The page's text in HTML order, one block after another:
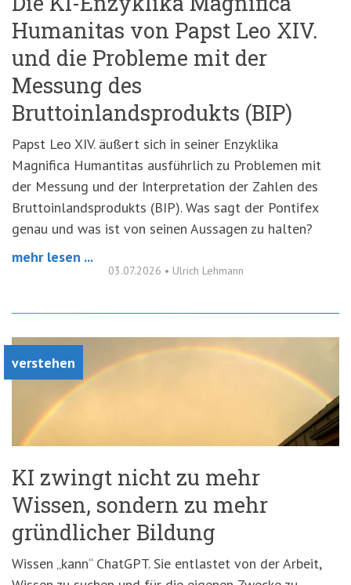
Humanitas von Papst Leo XIV.
und die Probleme mit der
Messung des
Bruttoinlandsprodukts (BIP)
Papst Leo XIV. äußert sich in seiner Enzyklika
Magnifica Humantitas ausführlich zu Problemen mit
der Messung und der Interpretation der Zahlen des
Bruttoinlandsprodukts (BIP). Was sagt der Pontifex
genau und was ist von seinen Aussagen zu halten?
mehr lesen ...
03.07.2026 • Ulrich Lehmann
verstehen
KI zwingt nicht zu mehr
Wissen, sondern zu mehr
gründlicher Bildung
Wissen „kann“ ChatGPT. Sie entlastet von der Arbeit,